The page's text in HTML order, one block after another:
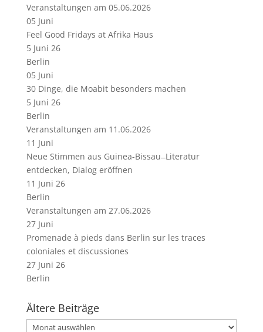
Veranstaltungen am 05.06.2026
05 Juni
Feel Good Fridays at Afrika Haus
5 Juni 26
Berlin
05 Juni
30 Dinge, die Moabit besonders machen
5 Juni 26
Berlin
Veranstaltungen am 11.06.2026
11 Juni
Neue Stimmen aus Guinea-Bissau ̶ Literatur
entdecken, Dialog eröffnen
11 Juni 26
Berlin
Veranstaltungen am 27.06.2026
27 Juni
Promenade à pieds dans Berlin sur les traces
coloniales et discussiones
27 Juni 26
Berlin
Ältere Beiträge
Ältere